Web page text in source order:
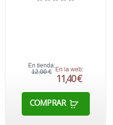
En tienda:
12,00 € En la web:
11,40 €
COMPRAR